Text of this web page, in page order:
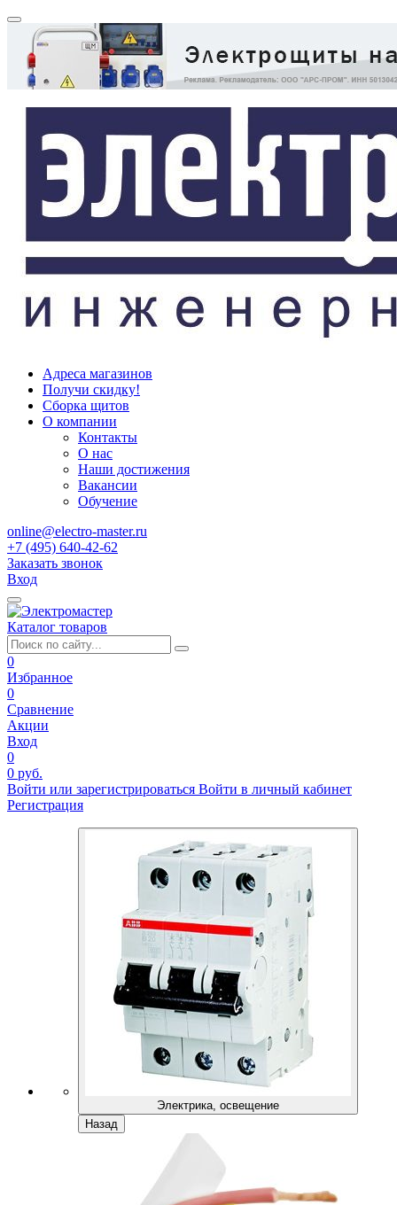
Адреса магазинов
Получи скидку!
Сборка щитов
О компании
Контакты
О нас
Наши достижения
Вакансии
Обучение
online@electro-master.ru
+7 (495) 640-42-62
Заказать звонок
Вход
Каталог товаров
0
Избранное
0
Сравнение
Акции
Вход
0
0 руб.
Войти или зарегистрироваться Войти в личный кабинет
Регистрация
Электрика, освещение
Назад